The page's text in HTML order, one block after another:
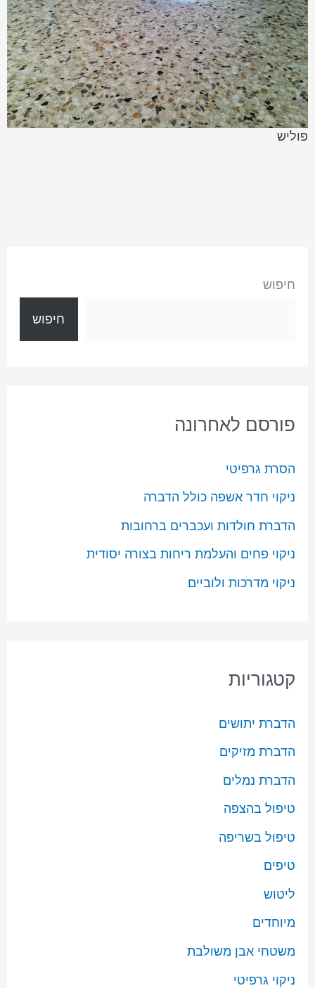
פוליש
חיפוש
חיפוש
פורסם לאחרונה
הסרת גרפיטי
ניקוי חדר אשפה כולל הדברה
הדברת חולדות ועכברים ברחובות
ניקוי פחים והעלמת ריחות בצורה יסודית
ניקוי מדרכות ולוביים
קטגוריות
הדברת יתושים
הדברת מזיקים
הדברת נמלים
טיפול בהצפה
טיפול בשריפה
טיפים
ליטוש
מיוחדים
משטחי אבן משולבת
ניקוי גרפיטי